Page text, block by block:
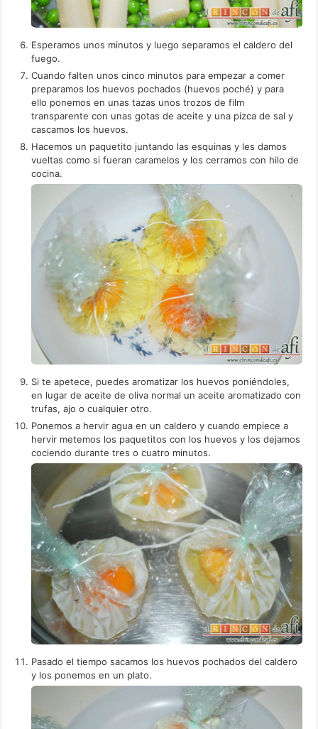
Esperamos unos minutos y luego separamos el caldero del
fuego.
Cuando falten unos cinco minutos para empezar a comer
preparamos los huevos pochados (huevos poché) y para
ello ponemos en unas tazas unos trozos de film
transparente con unas gotas de aceite y una pizca de sal y
cascamos los huevos.
Hacemos un paquetito juntando las esquinas y les damos
vueltas como si fueran caramelos y los cerramos con hilo de
cocina.
Si te apetece, puedes aromatizar los huevos poniéndoles,
en lugar de aceite de oliva normal un aceite aromatizado con
trufas, ajo o cualquier otro.
Ponemos a hervir agua en un caldero y cuando empiece a
hervir metemos los paquetitos con los huevos y los dejamos
cociendo durante tres o cuatro minutos.
Pasado el tiempo sacamos los huevos pochados del caldero
y los ponemos en un plato.